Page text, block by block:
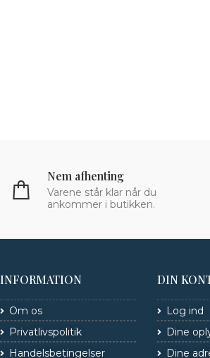
Nem afhenting
Varene står klar når du
ankommer i butikken.
INFORMATION
Om os
Privatlivspolitik
Handelsbetingelser
DIN
Log ind
Dine
Dine